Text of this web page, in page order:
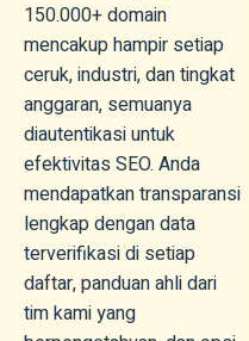
150.000+ domain
mencakup hampir setiap
ceruk, industri, dan tingkat
anggaran, semuanya
diautentikasi untuk
efektivitas SEO. Anda
mendapatkan transparansi
lengkap dengan data
terverifikasi di setiap
daftar, panduan ahli dari
tim kami yang